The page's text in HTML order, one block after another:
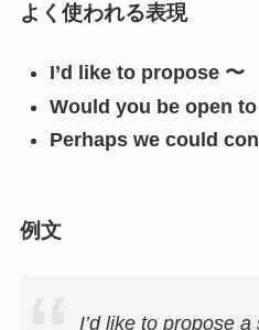
よく使われる表現
I’d like to propose 〜
Would you be open to
Perhaps we could
例文
I’d like to propose